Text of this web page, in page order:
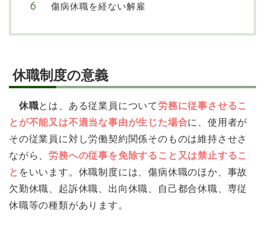
傷病休職を経ない解雇
休職制度の意義
休職とは、ある従業員について労務に従事させるこ
とが不能又は不適当な事由が生じた場合に、使用者が
その従業員に対し労働契約関係そのものは維持させさ
ながら、労務への従事を免除すること又は禁止するこ
と をいいます。休職制度には、傷病休職のほか、事故
欠勤休職、起訴休職、出向休職、自己都合休職、専従
休職等の種類があります。